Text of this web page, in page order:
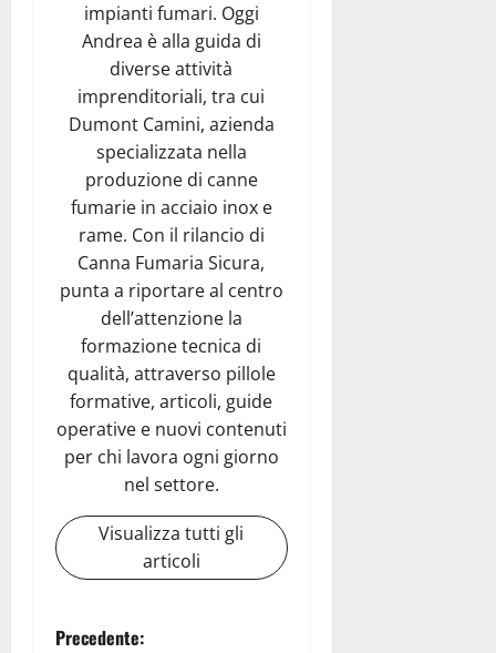
impianti fumari. Oggi
Andrea è alla guida di
diverse attività
imprenditoriali, tra cui
Dumont Camini, azienda
specializzata nella
produzione di canne
fumarie in acciaio inox e
rame. Con il rilancio di
Canna Fumaria Sicura,
punta a riportare al centro
dell’attenzione la
formazione tecnica di
qualità, attraverso pillole
formative, articoli, guide
operative e nuovi contenuti
per chi lavora ogni giorno
nel settore.
Visualizza tutti gli
articoli
Precedente: